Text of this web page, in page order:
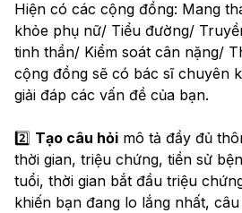
Hiện có các cộng đồng: Mang
khỏe phụ nữ/ Tiểu đường/
tinh thần/ Kiểm soát cân nặng/
cộng đồng sẽ có bác sĩ chuyên
giải đáp các vấn đề của bạn.
2️⃣ Tạo câu hỏi mô tả đầy đủ
thời gian, triệu chứng, tiền sử
tuổi, thời gian bắt đầu triệu
khiến bạn đang lo lắng nhất, câu